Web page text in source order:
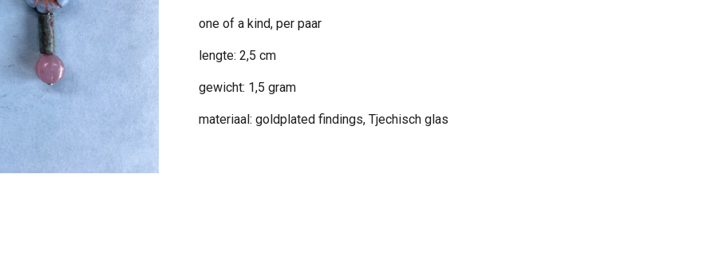
one of a kind, per paar
lengte: 2,5 cm
gewicht: 1,5 gram
materiaal: goldplated findings, Tjechisch glas